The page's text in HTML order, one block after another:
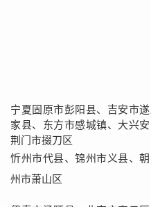
宁夏固原市彭阳县、吉安市
家县、东方市感城镇、大兴
荆门市掇刀区
忻州市代县、锦州市义县、
州市萧山区